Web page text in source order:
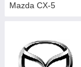
Mazda CX-5